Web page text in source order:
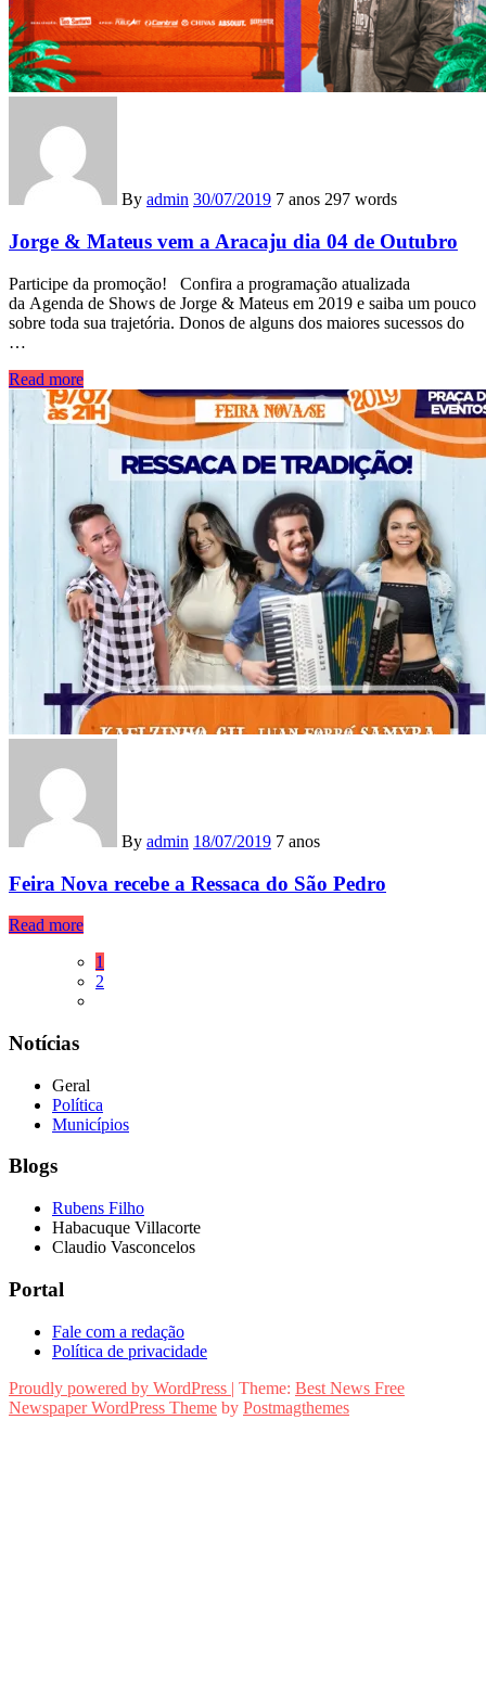
By admin 30/07/2019 7 anos 297 words
Jorge & Mateus vem a Aracaju dia 04 de Outubro
Participe da promoção! Confira a programação atualizada
da Agenda de Shows de Jorge & Mateus em 2019 e saiba um pouco
sobre toda sua trajetória. Donos de alguns dos maiores sucessos do
…
Read more
By admin 18/07/2019 7 anos
Feira Nova recebe a Ressaca do São Pedro
Read more
1
2
Notícias
Geral
Política
Municípios
Blogs
Rubens Filho
Habacuque Villacorte
Claudio Vasconcelos
Portal
Fale com a redação
Política de privacidade
Proudly powered by WordPress | Theme: Best News Free
Newspaper WordPress Theme by Postmagthemes